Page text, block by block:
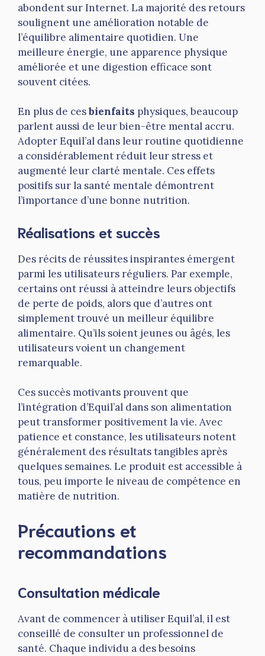
abondent sur Internet. La majorité des retours
soulignent une amélioration notable de
l’équilibre alimentaire quotidien. Une
meilleure énergie, une apparence physique
améliorée et une digestion efficace sont
souvent citées.
En plus de cesbienfaits physiques, beaucoup
parlent aussi de leur bien-être mental accru.
Adopter Equil’al dans leur routine quotidienne
a considérablement réduit leur stress et
augmenté leur clarté mentale. Ces effets
positifs sur la santé mentale démontrent
l’importance d’une bonne nutrition.
Réalisations et succès
Des récits de réussites inspirantes émergent
parmi les utilisateurs réguliers. Par exemple,
certains ont réussi à atteindre leurs objectifs
de perte de poids, alors que d’autres ont
simplement trouvé un meilleur équilibre
alimentaire. Qu’ils soient jeunes ou âgés, les
utilisateurs voient un changement
remarquable.
Ces succès motivants prouvent que
l’intégration d’Equil’al dans son alimentation
peut transformer positivement la vie. Avec
patience et constance, les utilisateurs notent
généralement des résultats tangibles après
quelques semaines. Le produit est accessible à
tous, peu importe le niveau de compétence en
matière de nutrition.
Précautions et
recommandations
Consultation médicale
Avant de commencer à utiliser Equil’al, il est
conseillé de consulter un professionnel de
santé. Chaque individu a des besoins